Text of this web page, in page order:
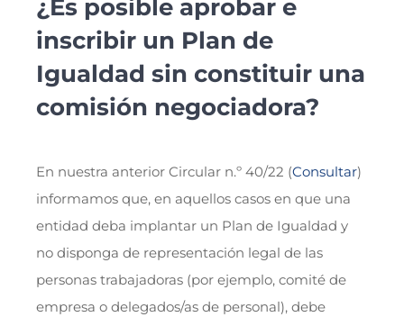
¿Es posible aprobar e
inscribir un Plan de
Igualdad sin constituir una
comisión negociadora?
En nuestra anterior Circular n.º 40/22 (Consultar)
informamos que, en aquellos casos en que una
entidad deba implantar un Plan de Igualdad y
no disponga de representación legal de las
personas trabajadoras (por ejemplo, comité de
empresa o delegados/as de personal), debe